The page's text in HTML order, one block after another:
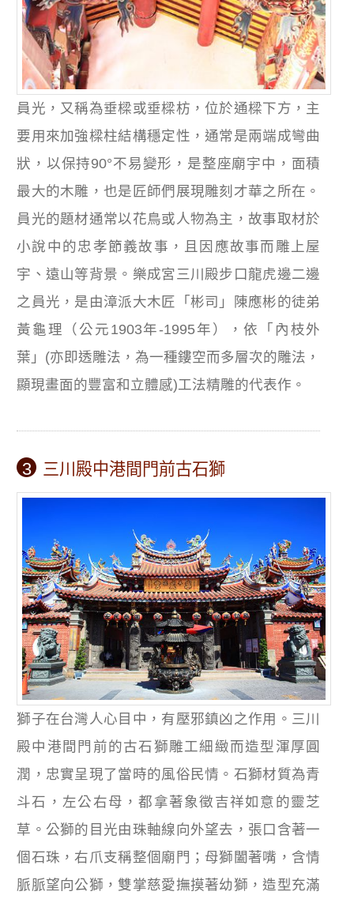
員光，又稱為垂樑或垂樑枋，位於通樑下方，主
要用來加強樑柱結構穩定性，通常是兩端成彎曲
狀，以保持90°不易變形，是整座廟宇中，面積
最大的木雕，也是匠師們展現雕刻才華之所在。
員光的題材通常以花鳥或人物為主，故事取材於
小說中的忠孝節義故事，且因應故事而雕上屋
宇、遠山等背景。樂成宮三川殿步口龍虎邊二邊
之員光，是由漳派大木匠「彬司」陳應彬的徒弟
黃龜理（公元1903年-1995年），依「內枝外
葉」(亦即透雕法，為一種鏤空而多層次的雕法，
顯現畫面的豐富和立體感)工法精雕的代表作。
3 三川殿中港間門前古石獅
獅子在台灣人心目中，有壓邪鎮凶之作用。三川
殿中港間門前的古石獅雕工細緻而造型渾厚圓
潤，忠實呈現了當時的風俗民情。石獅材質為青
斗石，左公右母，都拿著象徵吉祥如意的靈芝
草。公獅的目光由珠軸線向外望去，張口含著一
個石珠，右爪支稱整個廟門；母獅闔著嘴，含情
脈脈望向公獅，雙掌慈愛撫摸著幼獅，造型充滿